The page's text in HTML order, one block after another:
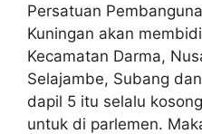
Persatuan
Kuningan akan
Kecamatan Darma,
Selajambe, Subang
dapil 5 itu selalu
untuk di parlemen.